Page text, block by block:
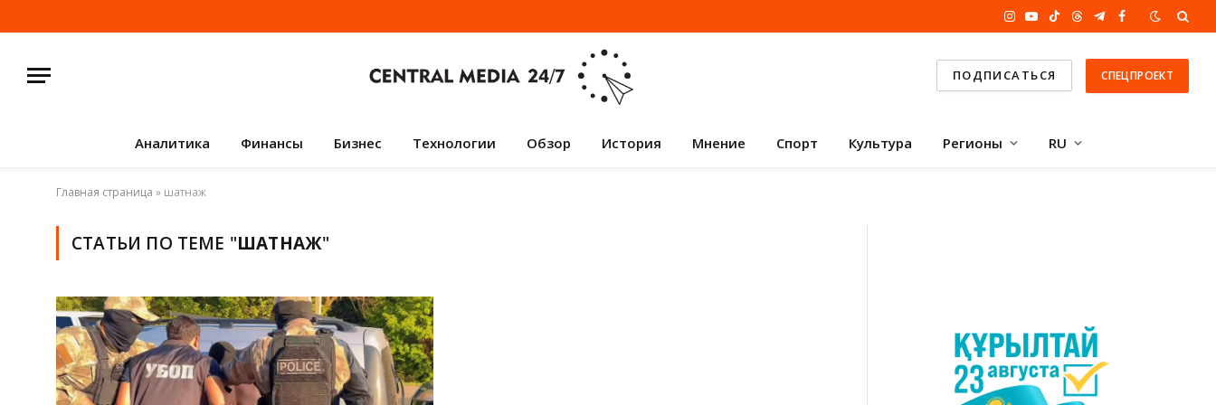
Instagram
YouTube
TikTokThreadsTelegram
Facebook
ПОДПИСАТЬСЯ СПЕЦПРОЕКТ
Аналитика Финансы Бизнес Технологии Обзор История Мнение Спорт Культура Регионы RU
Главная страница » шатнаж
СТАТЬИ ПО ТЕМЕ "ШАТНАЖ"